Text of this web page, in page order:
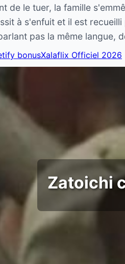
de le tuer, la famille
à s'enfuit et il est
pas la même
bonusXalaflix Officiel 2026
Zatoichi